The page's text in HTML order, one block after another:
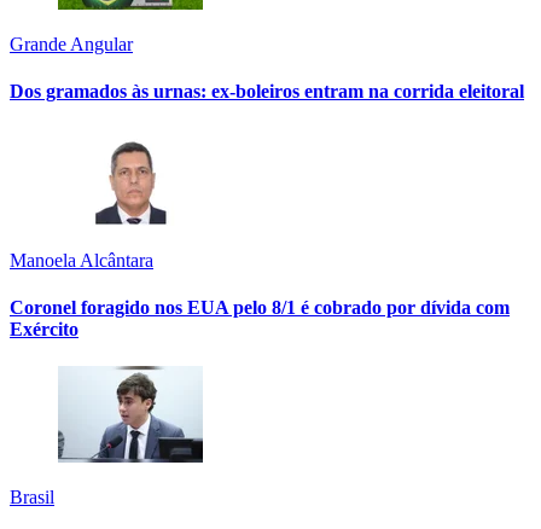
Grande Angular
Dos gramados às urnas: ex-boleiros entram na corrida eleitoral
Manoela Alcântara
Coronel foragido nos EUA pelo 8/1 é cobrado por dívida com
Exército
Brasil